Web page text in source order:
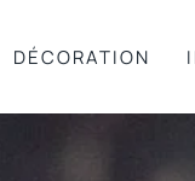
DÉCORATION